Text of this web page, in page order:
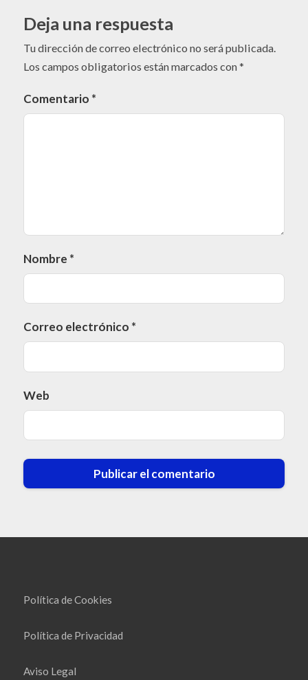
Deja una respuesta
Tu dirección de correo electrónico no será publicada.
Los campos obligatorios están marcados con*
Comentario *
Nombre *
Correo electrónico *
Web
Política de Cookies
Política de Privacidad
Aviso Legal